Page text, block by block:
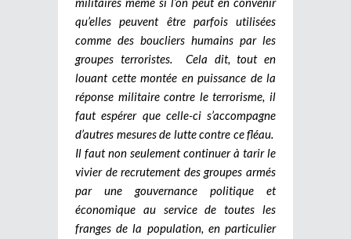
qu’elles peuvent être parfois utilisées
comme des boucliers humains par les
groupes terroristes. Cela dit, tout en
louant cette montée en puissance de la
réponse militaire contre le terrorisme, il
faut espérer que celle-ci s’accompagne
d’autres mesures de lutte contre ce fléau.
Il faut non seulement continuer à tarir le
vivier de recrutement des groupes armés
par une gouvernance politique et
économique au service de toutes les
franges de la population, en particulier